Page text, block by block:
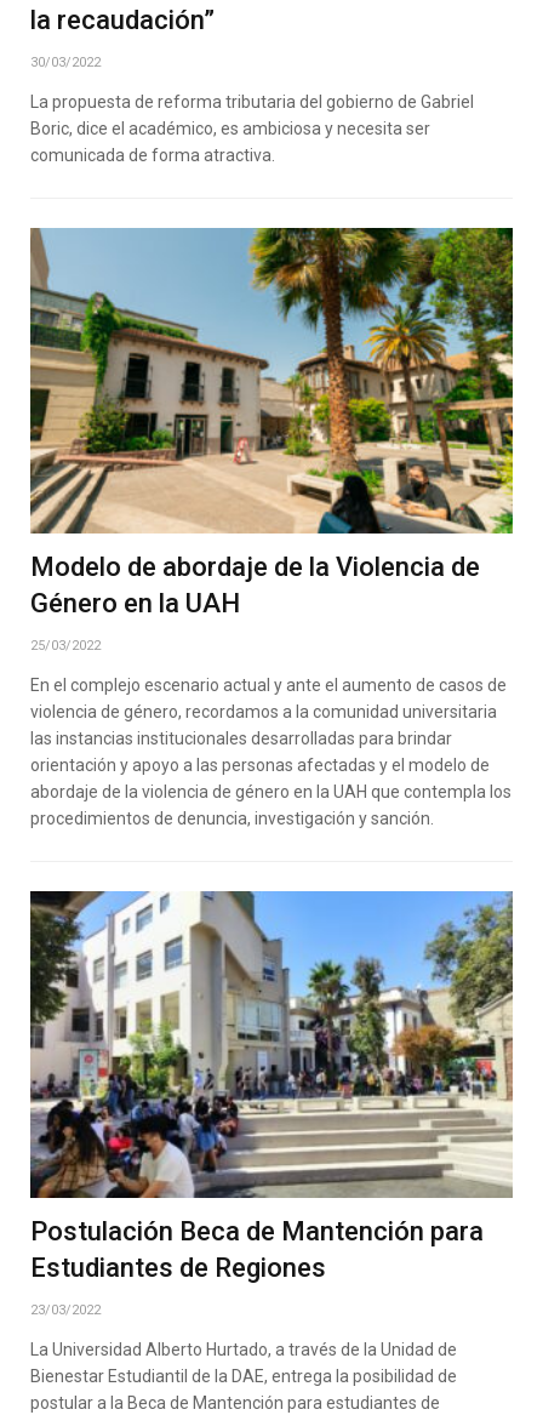
la recaudación”
30/03/2022
La propuesta de reforma tributaria del gobierno de Gabriel
Boric, dice el académico, es ambiciosa y necesita ser
comunicada de forma atractiva.
Modelo de abordaje de la Violencia de
Género en la UAH
25/03/2022
En el complejo escenario actual y ante el aumento de casos de
violencia de género, recordamos a la comunidad universitaria
las instancias institucionales desarrolladas para brindar
orientación y apoyo a las personas afectadas y el modelo de
abordaje de la violencia de género en la UAH que contempla los
procedimientos de denuncia, investigación y sanción.
Postulación Beca de Mantención para
Estudiantes de Regiones
23/03/2022
La Universidad Alberto Hurtado, a través de la Unidad de
Bienestar Estudiantil de la DAE, entrega la posibilidad de
postular a la Beca de Mantención para estudiantes de